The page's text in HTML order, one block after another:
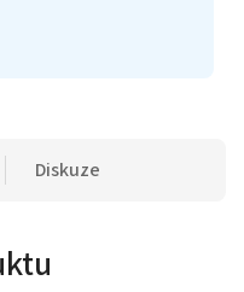
Diskuze